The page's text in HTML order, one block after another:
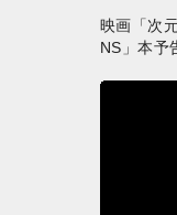
映画「次
NS」本予